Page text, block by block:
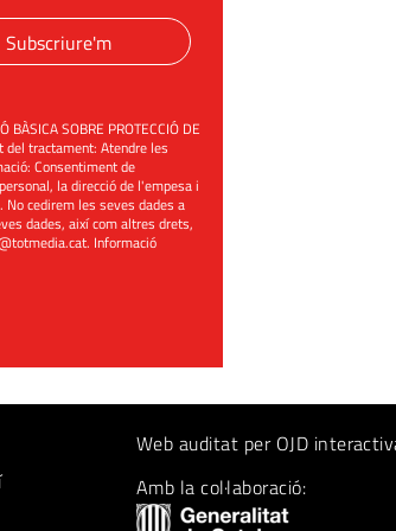
Subscriure'm
SOBRE PROTECCIÓ DE
del tractament: Atendre les
Consentiment de
la direcció de l'empesa i
cedirem les seves dades a
dades, així com altres drets,
. Informació
Web auditat per OJD
Amb la col·laboració: